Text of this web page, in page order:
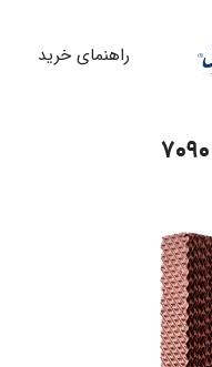
راهنمای خرید